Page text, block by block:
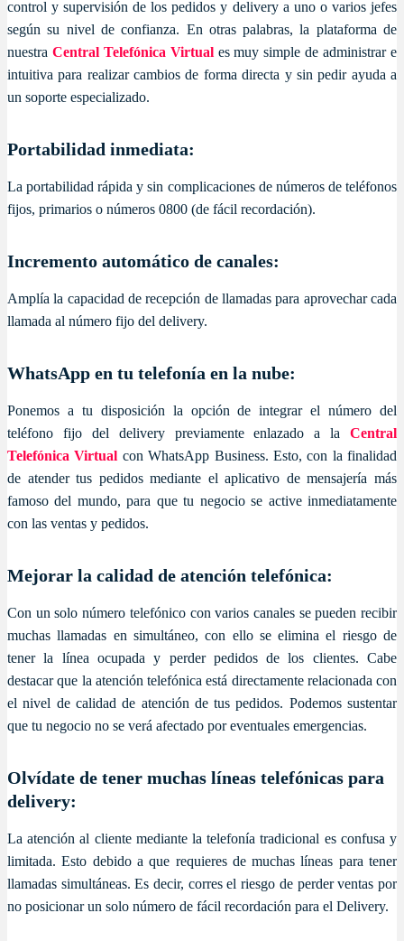
control y supervisión de los pedidos y delivery a uno o varios jefes
según su nivel de confianza. En otras palabras, la plataforma de
nuestra Central Telefónica Virtuales muy simple de administrar e
intuitiva para realizar cambios de forma directa y sin pedir ayuda a
un soporte especializado.
Portabilidad inmediata:
La portabilidad rápida y sin complicaciones de números de teléfonos
fijos, primarios o números 0800 (de fácil recordación).
Incremento automático de canales:
Amplía la capacidad de recepción de llamadas para aprovechar cada
llamada al número fijo del delivery.
WhatsApp en tu telefonía en la nube:
Ponemos a tu disposición la opción de integrar el número del
teléfono fijo del delivery previamente enlazado a la Central
Telefónica Virtual con WhatsApp Business. Esto, con la finalidad
de atender tus pedidos mediante el aplicativo de mensajería más
famoso del mundo, para que tu negocio se active inmediatamente
con las ventas y pedidos.
Mejorar la calidad de atención telefónica:
Con un solo número telefónico con varios canales se pueden recibir
muchas llamadas en simultáneo, con ello se elimina el riesgo de
tener la línea ocupada y perder pedidos de los clientes. Cabe
destacar que la atención telefónica está directamente relacionada con
el nivel de calidad de atención de tus pedidos. Podemos sustentar
que tu negocio no se verá afectado por eventuales emergencias.
Olvídate de tener muchas líneas telefónicas para
delivery:
La atención al cliente mediante la telefonía tradicional es confusa y
limitada. Esto debido a que requieres de muchas líneas para tener
llamadas simultáneas. Es decir, corres el riesgo de perder ventas por
no posicionar un solo número de fácil recordación para el Delivery.